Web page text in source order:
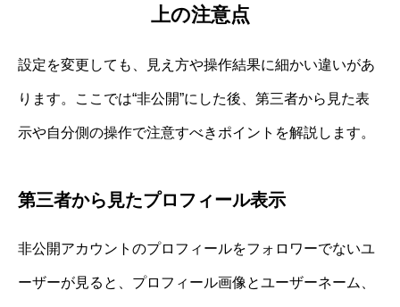
上の注意点
設定を変更しても、見え方や操作結果に細かい違いがあ
ります。ここでは“非公開”にした後、第三者から見た表
示や自分側の操作で注意すべきポイントを解説します。
第三者から見たプロフィール表示
非公開アカウントのプロフィールをフォロワーでないユ
ーザーが見ると、プロフィール画像とユーザーネーム、